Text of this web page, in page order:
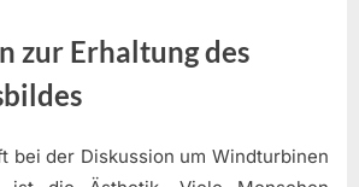
zur Erhaltung des
bei der Diskussion um Windturbinen